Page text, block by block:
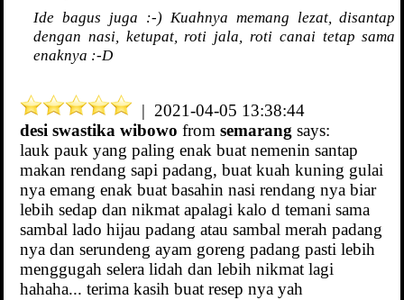
Ide bagus juga :-) Kuahnya memang lezat, disantap
dengan nasi, ketupat, roti jala, roti canai tetap sama
enaknya :-D
| 2021-04-05 13:38:44
desi swastika wibowo from semarang says:
lauk pauk yang paling enak buat nemenin santap
makan rendang sapi padang, buat kuah kuning gulai
nya emang enak buat basahin nasi rendang nya biar
lebih sedap dan nikmat apalagi kalo d temani sama
sambal lado hijau padang atau sambal merah padang
nya dan serundeng ayam goreng padang pasti lebih
menggugah selera lidah dan lebih nikmat lagi
hahaha... terima kasih buat resep nya yah